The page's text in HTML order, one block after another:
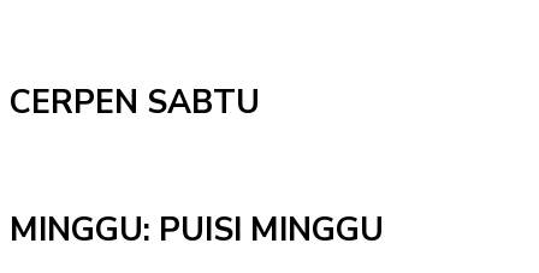
CERPEN SABTU
MINGGU: PUISI MINGGU